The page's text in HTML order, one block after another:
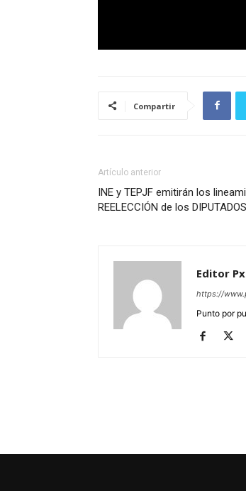
Compartir
Artículo anterior
INE y TEPJF emitirán los
REELECCIÓN de los DIPUTADOS
Editor
https://
Punto por